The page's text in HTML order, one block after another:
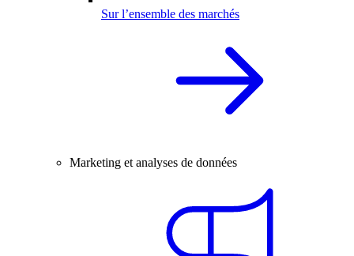
Sur l’ensemble des marchés
Marketing et analyses de données